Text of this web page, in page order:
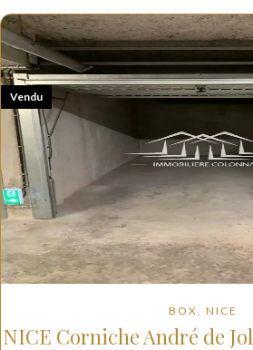
BOX, NICE
NICE Corniche André de
Vendu